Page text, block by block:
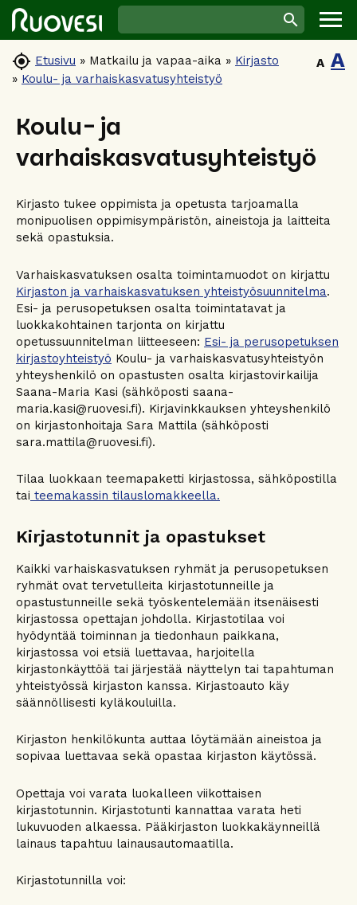
 Etusivu » Matkailu ja vapaa-aika » Kirjasto
» Koulu- ja varhaiskasvatusyhteistyö
A A
Koulu- ja
varhaiskasvatusyhteistyö
Kirjasto tukee oppimista ja opetusta tarjoamalla
monipuolisen oppimisympäristön, aineistoja ja laitteita
sekä opastuksia.
Varhaiskasvatuksen osalta toimintamuodot on kirjattu
Kirjaston ja varhaiskasvatuksen yhteistyösuunnitelma.
Esi- ja perusopetuksen osalta toimintatavat ja
luokkakohtainen tarjonta on kirjattu
opetussuunnitelman liitteeseen: Esi- ja perusopetuksen
kirjastoyhteistyö Koulu- ja varhaiskasvatusyhteistyön
yhteyshenkilö on opastusten osalta kirjastovirkailija
Saana-Maria Kasi (sähköposti saana-
maria.kasi@ruovesi.fi). Kirjavinkkauksen yhteyshenkilö
on kirjastonhoitaja Sara Mattila (sähköposti
sara.mattila@ruovesi.fi).
Tilaa luokkaan teemapaketti kirjastossa, sähköpostilla
tai teemakassin tilauslomakkeella.
Kirjastotunnit ja opastukset
Kaikki varhaiskasvatuksen ryhmät ja perusopetuksen
ryhmät ovat tervetulleita kirjastotunneille ja
opastustunneille sekä työskentelemään itsenäisesti
kirjastossa opettajan johdolla. Kirjastotilaa voi
hyödyntää toiminnan ja tiedonhaun paikkana,
kirjastossa voi etsiä luettavaa, harjoitella
kirjastonkäyttöä tai järjestää näyttelyn tai tapahtuman
yhteistyössä kirjaston kanssa. Kirjastoauto käy
säännöllisesti kyläkouluilla.
Kirjaston henkilökunta auttaa löytämään aineistoa ja
sopivaa luettavaa sekä opastaa kirjaston käytössä.
Opettaja voi varata luokalleen viikottaisen
kirjastotunnin. Kirjastotunti kannattaa varata heti
lukuvuoden alkaessa. Pääkirjaston luokkakäynneillä
lainaus tapahtuu lainausautomaatilla.
Kirjastotunnilla voi: